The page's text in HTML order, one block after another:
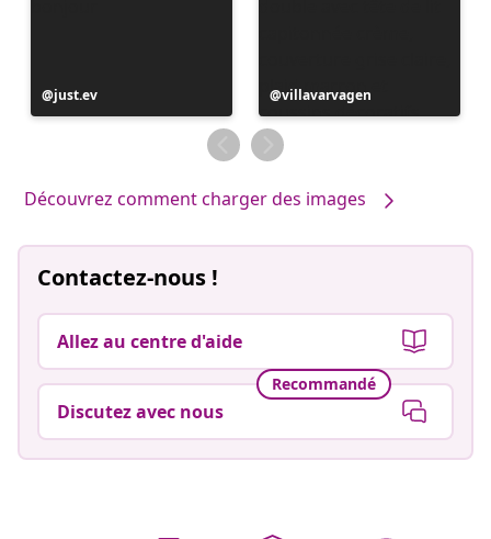
Publication
publiée
just.ev
Publication
publiée
par
villavarvagen
Découvrez comment charger des images
Contactez-nous !
Allez au centre d'aide
Recommandé
Discutez avec nous